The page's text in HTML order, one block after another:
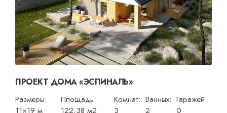
ПРОЕКТ ДОМА «ЭСПИНАЛЬ»
Размеры:
11×19 м
Площадь:
122,38 м2
Комнат:
3
Ванных:
2
Гаражей:
0